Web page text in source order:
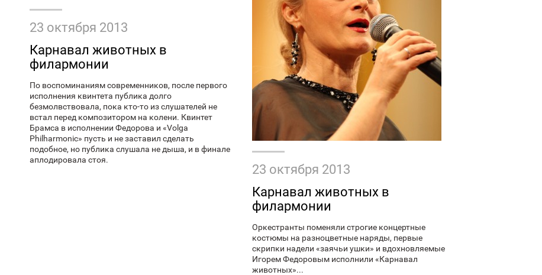
23 октября 2013
Карнавал животных в
филармонии
По воспоминаниям современников, после первого
исполнения квинтета публика долго
безмолвствовала, пока кто-то из слушателей не
встал перед композитором на колени. Квинтет
Брамса в исполнении Федорова и «Volga
Philharmonic» пусть и не заставил сделать
подобное, но публика слушала не дыша, и в финале
аплодировала стоя.
23 октября 2013
Карнавал животных в
филармонии
Оркестранты поменяли строгие концертные
костюмы на разноцветные наряды, первые
скрипки надели «заячьи ушки» и вдохновляемые
Игорем Федоровым исполнили «Карнавал
животных»...